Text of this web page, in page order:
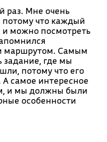
раз. Мне очень
что каждый
можно посмотреть
маршрутом. Самым
где мы
потому что его
самое интересное
и мы должны были
особенности